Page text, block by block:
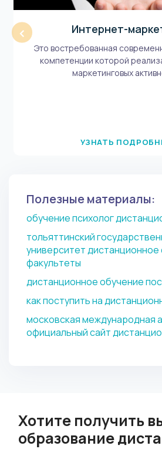
‹ Интернет-
Это востребованная
компетенции которой
маркетинговых
УЗНАТЬ
Полезные материалы:
обучение психолог
тольяттинский
университет дистанционное
факультеты
дистанционное обучение
как поступить на
московская международная
официальный сайт
Хотите получить
образование